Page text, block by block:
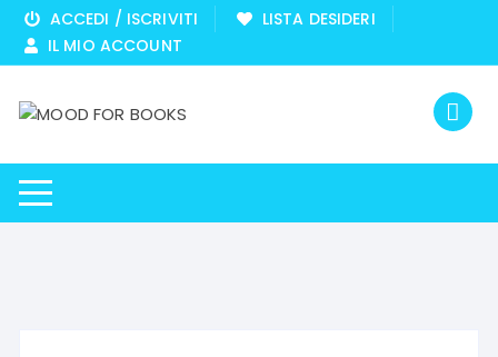
Vai
contenuto
ACCEDI / ISCRIVITI
LISTA DESIDERI
IL MIO ACCOUNT